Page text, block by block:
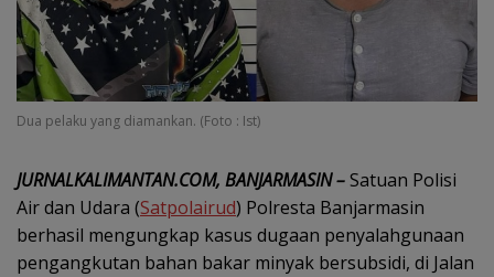
Dua pelaku yang diamankan. (Foto : Ist)
JURNALKALIMANTAN.COM, BANJARMASIN –Satuan Polisi
Air dan Udara (Satpolairud) Polresta Banjarmasin
berhasil mengungkap kasus dugaan penyalahgunaan
pengangkutan bahan bakar minyak bersubsidi, di Jalan